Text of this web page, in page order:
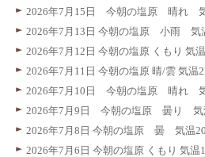
2026年7月15日 今朝の塩原 晴れ
2026年7月13日 今朝の塩原 小雨
2026年7月12日 今朝の塩原 くもり 気
2026年7月11日 今朝の塩原 晴/雲 気温
2026年7月10日 今朝の塩原 晴れ
2026年7月9日 今朝の塩原 曇り
2026年7月8日 今朝の塩原 曇 気温
2026年7月6日 今朝の塩原 くもり 気温